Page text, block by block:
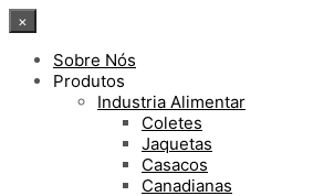
×
Sobre Nós
Produtos
Industria Alimentar
Coletes
Jaquetas
Casacos
Canadianas